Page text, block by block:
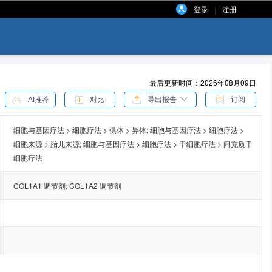
登录 | 注册
最后更新时间：2026年08月09日
AI推荐 对比 导出报告 订阅
细胞与基因疗法 > 细胞疗法 > 供体 > 异体;细胞与基因疗法 > 细胞疗法 >
细胞来源 > 胎儿来源;细胞与基因疗法 > 细胞疗法 > 干细胞疗法 > 间充质干
细胞疗法
COL1A1 调节剂;COL1A2 调节剂